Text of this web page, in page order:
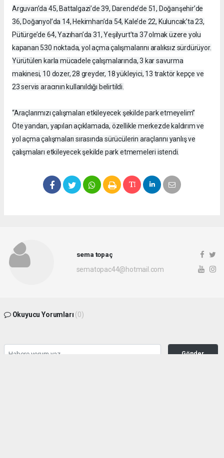
Arguvan’da 45, Battalgazi’de 39, Darende’de 51, Doğanşehir’de
36, Doğanyol’da 14, Hekimhan’da 54, Kale’de 22, Kuluncak’ta 23,
Pütürge’de 64, Yazıhan’da 31, Yeşilyurt’ta 37 olmak üzere yolu
kapanan 530 noktada, yol açma çalışmalarını aralıksız sürdürüyor.
Yürütülen karla mücadele çalışmalarında, 3 kar savurma
makinesi, 10 dozer, 28 greyder, 18 yükleyici, 13 traktör kepçe ve
23 servis aracının kullanıldığı belirtildi.
“Araçlarımızı çalışmaları etkileyecek şekilde park etmeyelim”
Öte yandan, yapılan açıklamada, özellikle merkezde kaldırım ve
yol açma çalışmaları sırasında sürücülerin araçlarını yanlış ve
çalışmaları etkileyecek şekilde park etmemeleri istendi.
sema topaç
sematopac44@hotmail.com
Okuyucu Yorumları (0)
Gönder